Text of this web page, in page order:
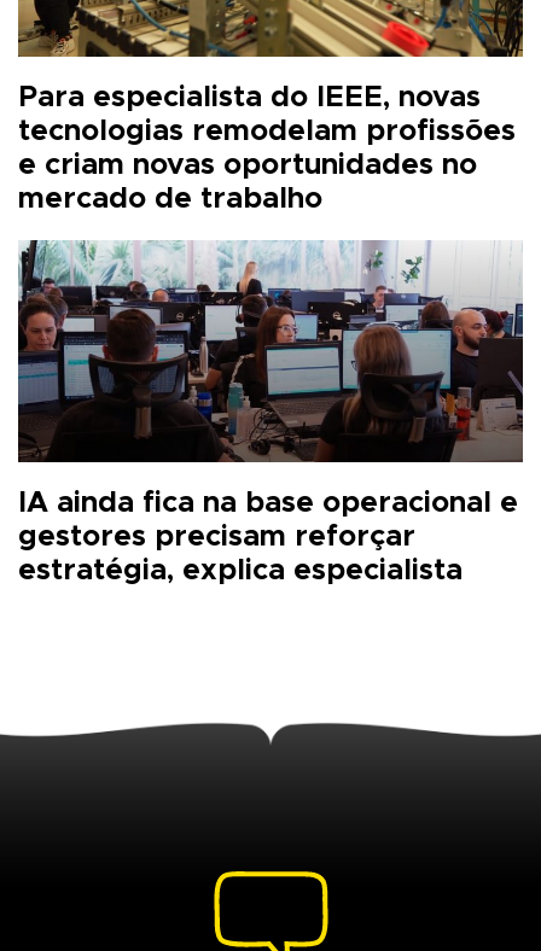
Para especialista do IEEE, novas
tecnologias remodelam profissões
e criam novas oportunidades no
mercado de trabalho
IA ainda fica na base operacional e
gestores precisam reforçar
estratégia, explica especialista